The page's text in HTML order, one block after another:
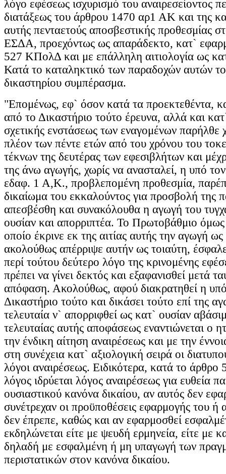
λόγο εφέσεως ισχυρισμό του αναιρεσείοντος
διατάξεως του άρθρου 1470 αρ1 ΑΚ και της
αυτής πενταετούς αποσβεστικής προθεσμίας
ΕΣΔΑ, προεχόντως ως απαράδεκτο, κατ`
527 ΚΠολΔ και με επάλληλη αιτιολογία ως
Κατά το καταληκτικό των παραδοχών αυτών
δικαστηρίου συμπέρασμα.
"Επομένως, εφ` όσον κατά τα προεκτεθέντα,
από το Δικαστήριο τούτο έρευνα, αλλά και
σχετικής ενστάσεως των εναγομένων παρήλθε
πλέον των πέντε ετών από του χρόνου του
τέκνων της δευτέρας των εφεσιβλήτων και
της άνω αγωγής, χωρίς να ανασταλεί, η υπό
εδαφ. 1 Α,Κ., προβλεπομένη προθεσμία,
δικαίωμα του εκκαλούντος για προσβολή της
απεσβέσθη και συνακόλουθα η αγωγή του
ουσίαν και απορριπτέα. Το Πρωτοβάθμιο
οποίο έκρινε εκ της αιτίας αυτής την αγωγή
ακολούθως απέρριψε αυτήν ως τοιαύτη,
περί τούτου δεύτερο λόγο της κρινομένης
πρέπει να γίνει δεκτός και εξαφανισθεί μετά
απόφαση. Ακολούθως, αφού διακρατηθεί η
Δικαστήριο τούτο και δικάσει τούτο επί της
τελευταία ν` απορριφθεί ως κατ` ουσίαν
τελευταίας αυτής αποφάσεως εναντιώνεται ο
την ένδικη αίτηση αναιρέσεως και με την
στη συνέχεια κατ` αξιολογική σειρά οι
λόγοι αναιρέσεως. Ειδικότερα, κατά το
λόγος ιδρύεται λόγος αναιρέσεως για ευθεία
ουσιαστικού κανόνα δικαίου, αν αυτός δεν
συνέτρεχαν οι προϋποθέσεις εφαρμογής του ή
δεν έπρεπε, καθώς και αν εφαρμοσθεί
εκδηλώνεται είτε με ψευδή ερμηνεία, είτε με
δηλαδή με εσφαλμένη ή μη υπαγωγή των
περιστατικών στον κανόνα δικαίου.